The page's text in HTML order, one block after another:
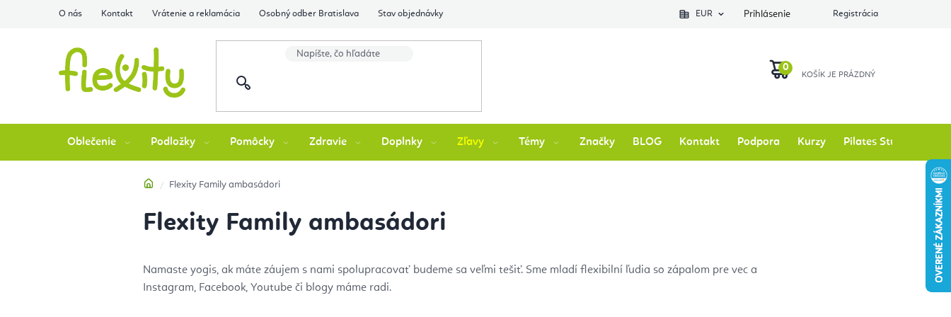
O nás Kontakt Vrátenie a reklamácia Osobný odber Bratislava Stav objednávky EUR Prihlásenie Registrácia
KOŠÍK
Oblečenie Podložky Pomôcky Zdravie Doplnky Zľavy Témy Značky BLOG Kontakt Podpora Kurzy Pilates Studio
DomovFlexity Family ambasádori
Flexity Family ambasádori
Namaste yogis, ak máte záujem s nami spolupracovať budeme sa veľmi tešiť. Sme mladí flexibilní ľudia so zápalom pre vec a
Instagram, Facebook, Youtube či blogy máme radi.